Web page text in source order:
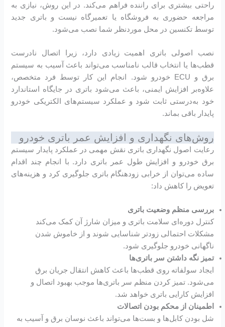
راحتی بیشتری برای راننده فراهم می‌کند. در این روش، نیازی به
مراجعه حضوری به فروشگاه یا تعمیرگاه نیست و باتری جدید
توسط تکنسین در محل موردنظر شما نصب می‌شود.
نصب اصولی باتری اهمیت زیادی دارد، زیرا اتصال نادرست
قطب‌ها یا انتخاب قالب نامناسب می‌تواند باعث آسیب به سیستم
برق و ECU خودرو شود. انجام این کار توسط فرد متخصص،
علاوه‌بر افزایش ایمنی، باعث می‌شود باتری در جایگاه استاندارد
خود به‌درستی ثابت شود و عملکرد سیستم‌های الکتریکی خودرو
پایدار باقی بماند.
روش‌های نگهداری و افزایش عمر باتری خودرو
رعایت اصول نگهداری باتری نقش مهمی در عملکرد پایدار سیستم
برق خودرو و افزایش طول عمر باتری دارد. با انجام چند اقدام
ساده می‌توان از خرابی زودهنگام باتری جلوگیری کرد و هزینه‌های
تعویض را کاهش داد:
بررسی منظم وضعیت باتری
کنترل دوره‌ای سلامت باتری و میزان شارژ آن کمک می‌کند
مشکلات احتمالی زودتر شناسایی شوند و از خاموش شدن
ناگهانی خودرو جلوگیری شود.
تمیز نگه داشتن سر باتری‌ها
ایجاد سولفاته روی قطب‌ها باعث کاهش انتقال جریان برق
می‌شود. تمیز کردن منظم سر باتری‌ها موجب بهبود اتصال و
افزایش کارایی باتری خواهد شد.
اطمینان از محکم بودن اتصالات
شل بودن کابل‌ها و بست‌ها می‌تواند باعث نوسان برق و آسیب به